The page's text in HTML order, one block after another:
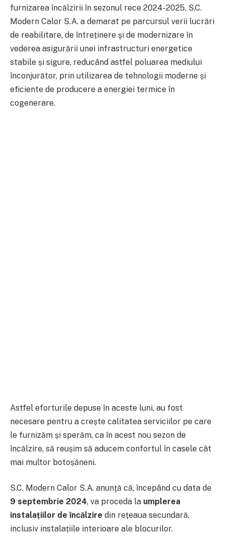
furnizarea încălzirii în sezonul rece 2024-2025, S.C.
Modern Calor S.A. a demarat pe parcursul verii lucrări
de reabilitare, de întreținere şi de modernizare în
vederea asigurării unei infrastructuri energetice
stabile și sigure, reducând astfel poluarea mediului
înconjurător, prin utilizarea de tehnologii moderne și
eficiente de producere a energiei termice în
cogenerare.
Astfel eforturile depuse în aceste luni, au fost
necesare pentru a crește calitatea serviciilor pe care
le furnizăm și sperăm, ca în acest nou sezon de
încălzire, să reușim să aducem confortul în casele cât
mai multor botoșăneni.
S.C. Modern Calor S.A. anunţă că, începând cu data de
9 septembrie 2024, va proceda la umplerea
instalațiilor de încălzire din rețeaua secundară,
inclusiv instalațiile interioare ale blocurilor.